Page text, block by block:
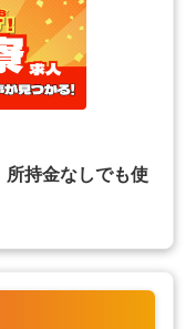
所持金なしでも使